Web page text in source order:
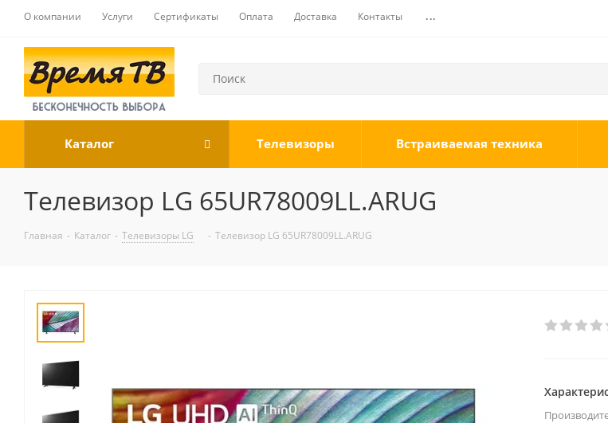
О компании Услуги Сертификаты Оплата Доставка Контакты ...
Каталог Телевизоры Встраиваемая техника
Телевизор LG 65UR78009LL.ARUG
Главная - Каталог - Телевизоры LG - Телевизор LG 65UR78009LL.ARUG